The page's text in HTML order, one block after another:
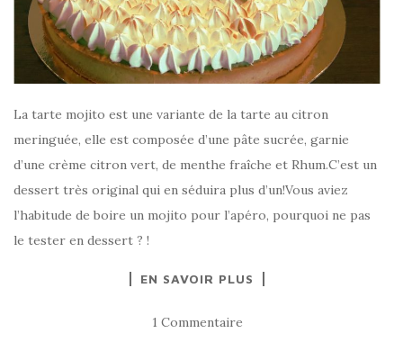
La tarte mojito est une variante de la tarte au citron
meringuée, elle est composée d’une pâte sucrée, garnie
d’une crème citron vert, de menthe fraîche et Rhum.C’est un
dessert très original qui en séduira plus d’un!Vous aviez
l’habitude de boire un mojito pour l’apéro, pourquoi ne pas
le tester en dessert ? !
EN SAVOIR PLUS
1 Commentaire